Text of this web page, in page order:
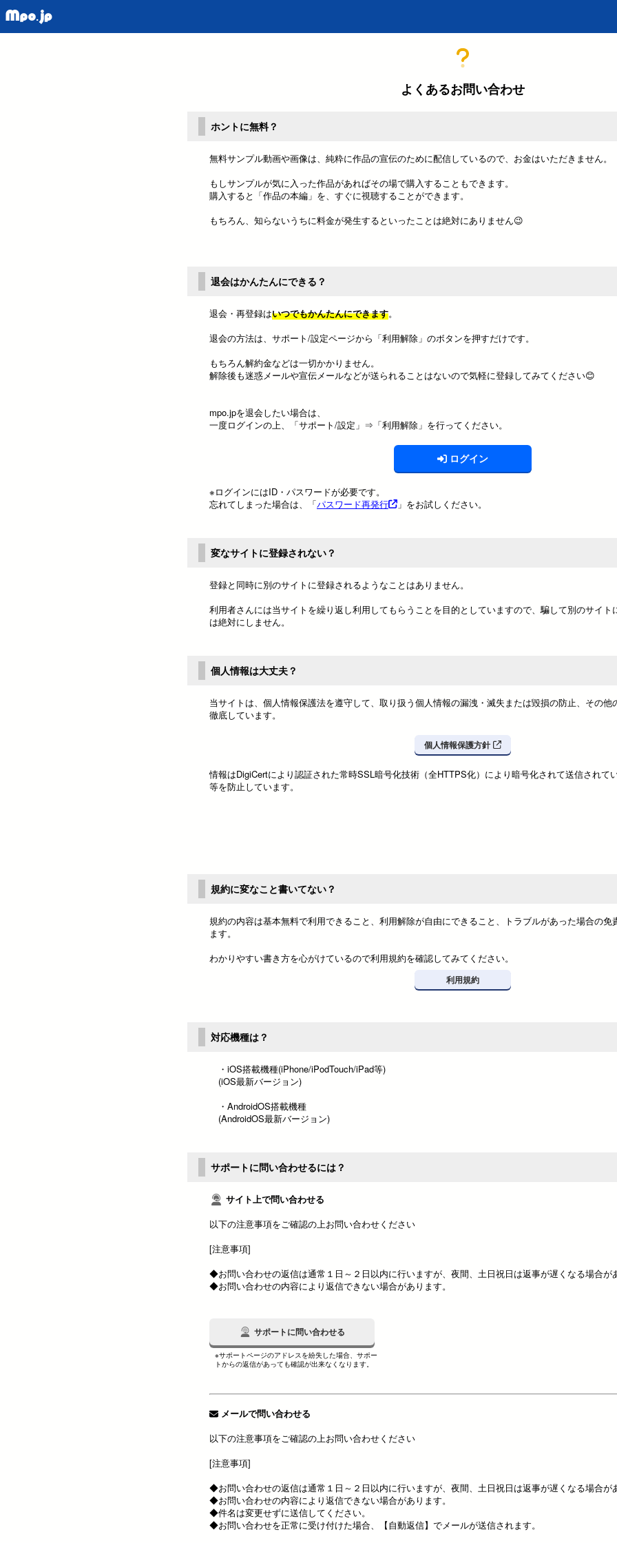
よくあるお問い合わせ
ホントに無料？
無料サンプル動画や画像は、純粋に作品の宣伝のために配信しているので、お金はいただきません。
もしサンプルが気に入った作品があればその場で購入することもできます。
購入すると「作品の本編」を、すぐに視聴することができます。
もちろん、知らないうちに料金が発生するといったことは絶対にありません😉
退会はかんたんにできる？
退会・再登録はいつでもかんたんにできます。
退会の方法は、サポート/設定ページから「利用解除」のボタンを押すだけです。
もちろん解約金などは一切かかりません。
解除後も迷惑メールや宣伝メールなどが送られることはないので気軽に登録してみてください😊
mpo.jpを退会したい場合は、
一度ログインの上、「サポート/設定」⇒「利用解除」を行ってください。
ログイン
※ログインにはID・パスワードが必要です。
忘れてしまった場合は、「パスワード再発行 」をお試しください。
変なサイトに登録されない？
登録と同時に別のサイトに登録されるようなことはありません。
利用者さんには当サイトを繰り返し利用してもらうことを目的としていますので、騙して別のサイト
は絶対にしません。
個人情報は大丈夫？
当サイトは、個人情報保護法を遵守して、取り扱う個人情報の漏洩・滅失または毀損の防止、その他
徹底しています。
個人情報保護方針
情報はDigiCertにより認証された常時SSL暗号化技術（全HTTPS化）により暗号化されて送信されて
等を防止しています。
規約に変なこと書いてない？
規約の内容は基本無料で利用できること、利用解除が自由にできること、トラブルがあった場合の免
ます。
わかりやすい書き方を心がけているので利用規約を確認してみてください。
利用規約
対応機種は？
・iOS搭載機種(iPhone/iPodTouch/iPad等)
(iOS最新バージョン)
・AndroidOS搭載機種
(AndroidOS最新バージョン)
サポートに問い合わせるには？
サイト上で問い合わせる
以下の注意事項をご確認の上お問い合わせください
[注意事項]
◆お問い合わせの返信は通常１日～２日以内に行いますが、夜間、土日祝日は返事が遅くなる場合が
◆お問い合わせの内容により返信できない場合があります。
サポートに問い合わせる
※サポートページのアドレスを紛失した場合、サポー
トからの返信があっても確認が出来なくなります。
メールで問い合わせる
以下の注意事項をご確認の上お問い合わせください
[注意事項]
◆お問い合わせの返信は通常１日～２日以内に行いますが、夜間、土日祝日は返事が遅くなる場合が
◆お問い合わせの内容により返信できない場合があります。
◆件名は変更せずに送信してください。
◆お問い合わせを正常に受け付けた場合、【自動返信】でメールが送信されます。